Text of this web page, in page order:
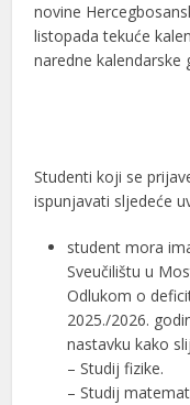
novine
listopada tekuće
naredne kalendarske
Studenti koji se
ispunjavati sljedeće
student mora
Sveučilištu u
Odlukom o
2025./2026.
nastavku kako
– Studij fizike.
– Studij